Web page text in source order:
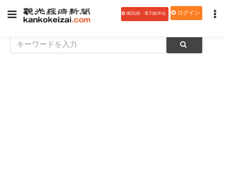
購読(紙・電子版)申込 ログイン